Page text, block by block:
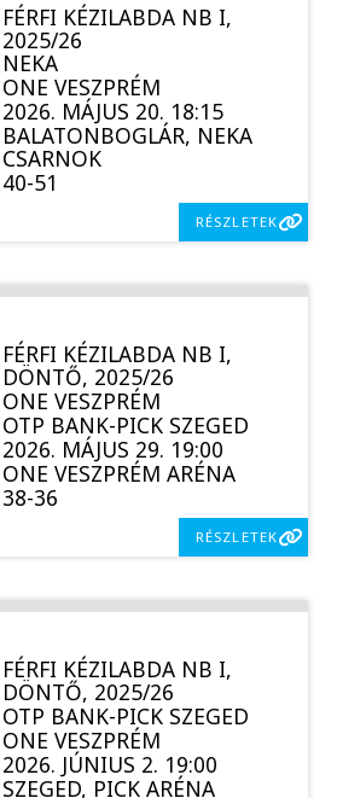
FÉRFI KÉZILABDA NB I,
2025/26
NEKA
ONE VESZPRÉM
2026. MÁJUS 20. 18:15
BALATONBOGLÁR, NEKA
CSARNOK
40-51
RÉSZLETEK
FÉRFI KÉZILABDA NB I,
DÖNTŐ, 2025/26
ONE VESZPRÉM
OTP BANK-PICK SZEGED
2026. MÁJUS 29. 19:00
ONE VESZPRÉM ARÉNA
38-36
RÉSZLETEK
FÉRFI KÉZILABDA NB I,
DÖNTŐ, 2025/26
OTP BANK-PICK SZEGED
ONE VESZPRÉM
2026. JÚNIUS 2. 19:00
SZEGED, PICK ARÉNA